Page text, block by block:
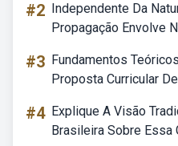
#2 Independente Da
Propagação Envolve
#3 Fundamentos
Proposta Curricular
#4 Explique A Visão
Brasileira Sobre Essa